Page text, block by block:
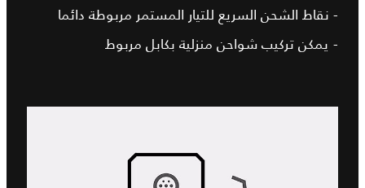
- نقاط الشحن السريع للتيار المستمر مربوطة دائما
- يمكن تركيب شواحن منزلية بكابل مربوط